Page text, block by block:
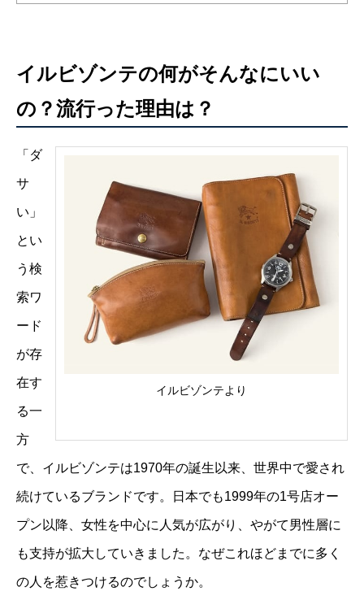
イルビゾンテの何がそんなにいい
の？流行った理由は？
イルビゾンテより
「ダ
サ
い」
とい
う検
索ワ
ード
が存
在す
る一
方
で、イルビゾンテは1970年の誕生以来、世界中で愛され
続けているブランドです。日本でも1999年の1号店オー
プン以降、女性を中心に人気が広がり、やがて男性層に
も支持が拡大していきました。なぜこれほどまでに多く
の人を惹きつけるのでしょうか。